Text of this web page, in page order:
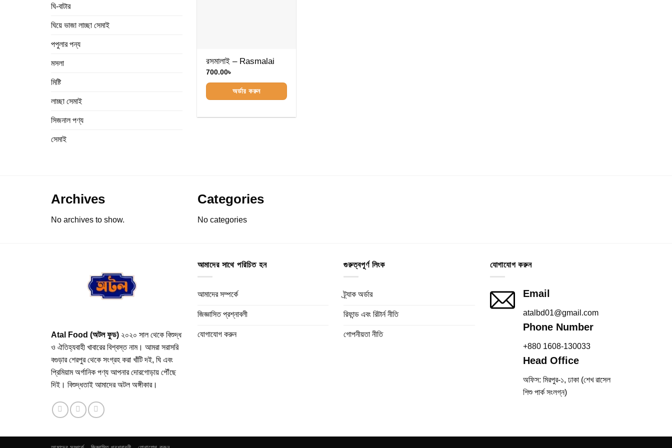
ঘি-বাটার
ঘিয়ে ভাজা লাচ্ছা সেমাই
পপুলার পন্য
মসলা
মিষ্টি
লাচ্ছা সেমাই
সিজনাল পণ্য
সেমাই
রসমালাই – Rasmalai
700.00৳
অর্ডার করুন
Archives
No archives to show.
Categories
No categories
Atal Food (অটল ফুড) ২০২০ সাল থেকে বিশুদ্ধ
ও ঐতিহ্যবাহী খাবারের বিশ্বস্ত নাম। আমরা সরাসরি
বগুড়ার শেরপুর থেকে সংগ্রহ করা খাঁটি দই, ঘি এবং
প্রিমিয়াম অর্গানিক পণ্য আপনার দোরগোড়ায় পৌঁছে
দিই। বিশুদ্ধতাই আমাদের অটল অঙ্গীকার।
আমাদের সাথে পরিচিত হন
আমাদের সম্পর্কে
জিজ্ঞাসিত প্রশ্নাবলী
যোগাযোগ করুন
গুরুত্বপূর্ণ লিংক
ট্র্যাক অর্ডার
রিফান্ড এবং রিটার্ন নীতি
গোপনীয়তা নীতি
যোগাযোগ করুন
Email
atalbd01@gmail.com
Phone Number
+880 1608-130033
Head Office
অফিস: মিরপুর-১, ঢাকা (শেখ রাসেল
শিশু পার্ক সংলগ্ন)